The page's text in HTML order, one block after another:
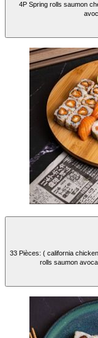
4P Spring rolls saumon
33 Pièces: ( california
rolls saumon